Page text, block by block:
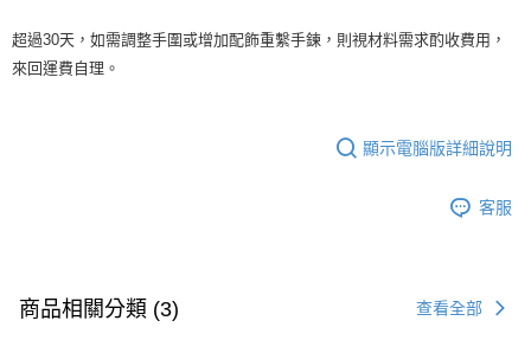
超過30天，如需調整手圍或增加配飾重繫手鍊，則視材料需求酌收費用，
來回運費自理。
顯示電腦版詳細說明
客服
商品相關分類 (3) 查看全部